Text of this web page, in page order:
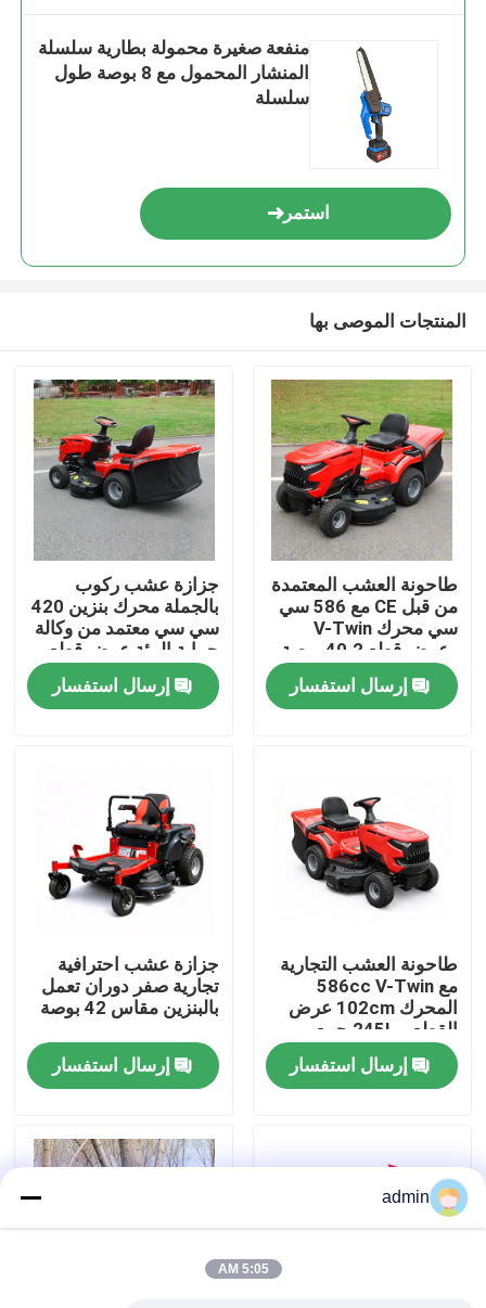
المنزل
فيديوهات
حولنا
عرض المصنع
اتصل بنا
اطلب اقتباس
بالمنشار البنزين
منشار صغير محمول باليد
منفعة صغيرة محمولة بطارية سلسلة
المنشار المحمول مع 8 بوصة طول
سلسلة
استمر
المنتجات الموصى بها
طاحونة العشب المعتمدة
من قبل CE مع 586 سي
سي محرك V-Twin
وعرض قطع 40.2 بوصة
مصطاد العشب
إرسال استفسار
جزازة عشب ركوب
بالجملة محرك بنزين 420
سي سي معتمد من وكالة
حماية البيئة عرض قطع
38 بوصة دعم مصنعي
المعدات الأصلية
إرسال استفسار
طاحونة العشب التجارية
مع 586cc V-Twin
المحرك 102cm عرض
القطع و 245L جمع
العشب
إرسال استفسار
جزازة عشب احترافية
تجارية صفر دوران تعمل
بالبنزين مقاس 42 بوصة
إرسال استفسار
admin
5:05 AM